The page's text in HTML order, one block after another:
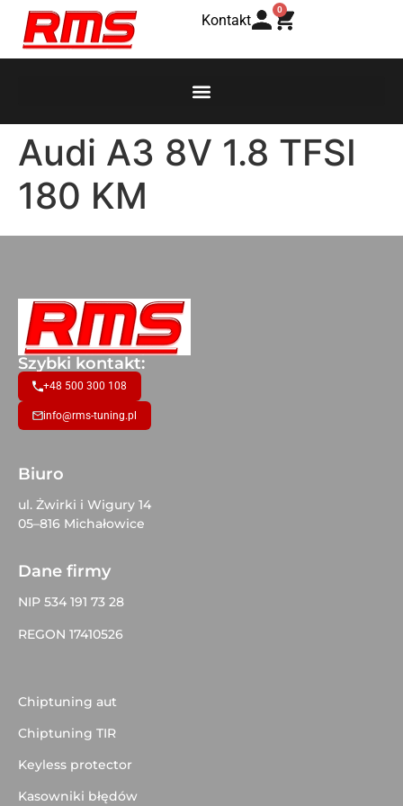
Kontakt
0
Audi A3 8V 1.8 TFSI
180 KM
Szybki kontakt:
+48 500 300 108
info@rms-tuning.pl
Biuro
ul. Żwirki i Wigury 14
05–816 Michałowice
Dane firmy
NIP 534 191 73 28
REGON 17410526
Chiptuning aut
Chiptuning TIR
Keyless protector
Kasowniki błędów